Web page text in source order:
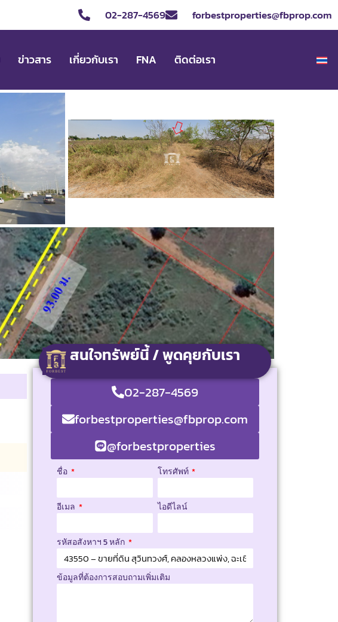
02-287-4569 forbestproperties@fbprop.com
ข่าวสาร เกี่ยวกับเรา FNA ติดต่อเรา
สนใจทรัพย์นี้ / พูดคุยกับเรา
02-287-4569
forbestproperties@fbprop.com
@forbestproperties
ชื่อ โทรศัพท์
อีเมล ไอดีไลน์
รหัสอสังหาฯ 5 หลัก
ข้อมูลที่ต้องการสอบถามเพิ่มเติม